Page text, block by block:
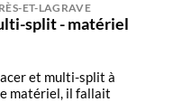
ET-LAGRAVE
split - matériel
et multi-split à
matériel, il fallait